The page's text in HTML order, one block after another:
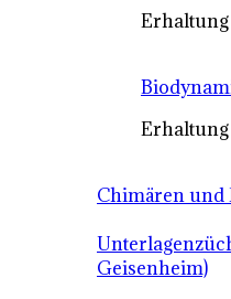
Chimären und
Geisenheim)